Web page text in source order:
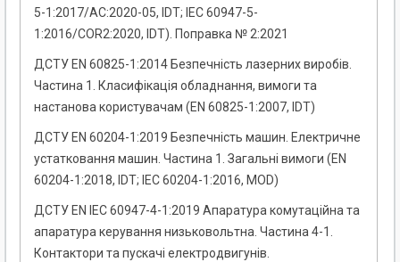
5-1:2017/AC:2020-05, IDT; IEC 60947-5-
1:2016/COR2:2020, IDT). Поправка № 2:2021
ДСТУ EN 60825-1:2014 Безпечність лазерних виробів.
Частина 1. Класифікація обладнання, вимоги та
настанова користувачам (EN 60825-1:2007, IDT)
ДСТУ EN 60204-1:2019 Безпечність машин. Електричне
устатковання машин. Частина 1. Загальні вимоги (EN
60204-1:2018, IDT; IEC 60204-1:2016, MOD)
ДСТУ EN IEC 60947-4-1:2019 Апаратура комутаційна та
апаратура керування низьковольтна. Частина 4-1.
Контактори та пускачі електродвигунів.